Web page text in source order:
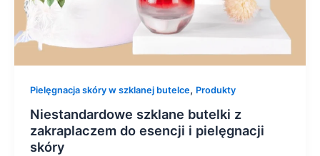
Pielęgnacja skóry w szklanej butelce, Produkty
Niestandardowe szklane butelki z
zakraplaczem do esencji i pielęgnacji
skóry